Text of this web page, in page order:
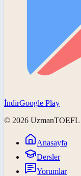
İndirGoogle Play
© 2026 UzmanTOEFL
Anasayfa
Dersler
Yorumlar